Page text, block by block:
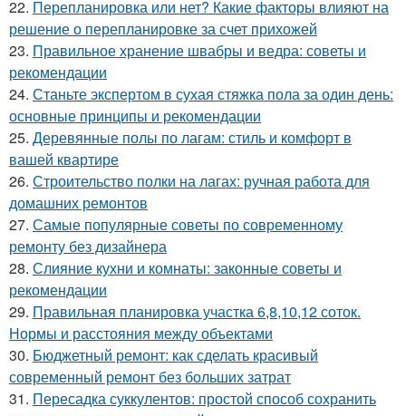
22. Перепланировка или нет? Какие факторы влияют на
решение о перепланировке за счет прихожей
23. Правильное хранение швабры и ведра: советы и
рекомендации
24. Станьте экспертом в сухая стяжка пола за один день:
основные принципы и рекомендации
25. Деревянные полы по лагам: стиль и комфорт в
вашей квартире
26. Строительство полки на лагах: ручная работа для
домашних ремонтов
27. Самые популярные советы по современному
ремонту без дизайнера
28. Слияние кухни и комнаты: законные советы и
рекомендации
29. Правильная планировка участка 6,8,10,12 соток.
Нормы и расстояния между объектами
30. Бюджетный ремонт: как сделать красивый
современный ремонт без больших затрат
31. Пересадка суккулентов: простой способ сохранить